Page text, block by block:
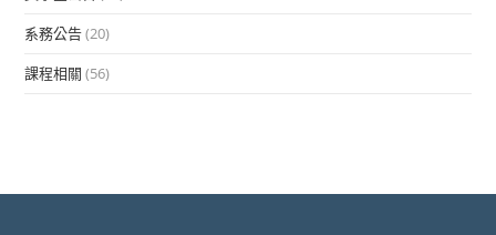
系務公告(20)
課程相關 (56)